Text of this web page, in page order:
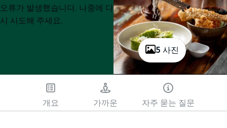
5 사진
List
List
오류가 발생했습니다. 나중에 다
시 시도해 주세요.
개요 가까운 자주 묻는 질문